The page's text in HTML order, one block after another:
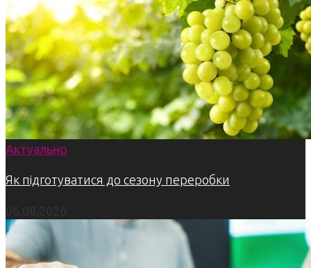
Актуально
Як підготуватися до сезону переробки